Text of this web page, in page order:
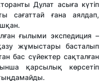
Дулат асыға күтіп
сағаттай ғана аялдап,
ғылыми экспедиция –
жұмыстары басталып
бас сүйектер сақталған
қарсылық көрсетіп